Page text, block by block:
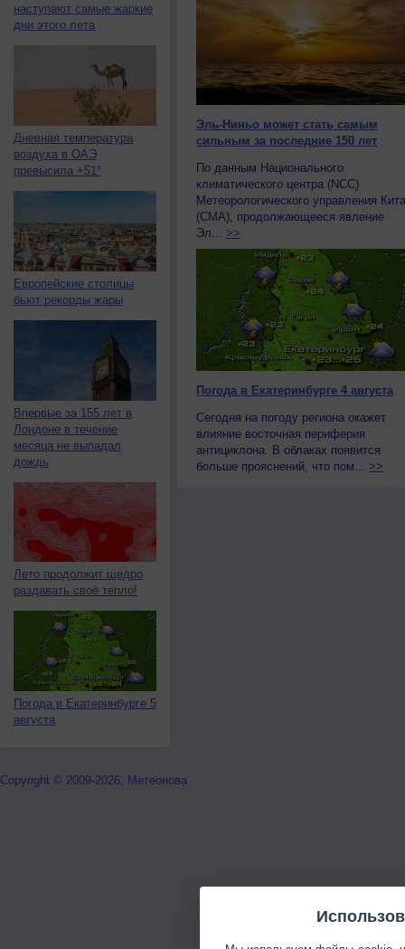
наступают самые жаркие
дни этого лета
Дневная температура
воздуха в ОАЭ
превысила +51°
Европейские столицы
бьют рекорды жары
Впервые за 155 лет в
Лондоне в течение
месяца не выпадал
дождь
Лето продолжит щедро
раздавать своё тепло!
Погода в Екатеринбурге 5
августа
Эль-Ниньо может стать самым
сильным за последние 150 лет
По данным Национального
климатического центра (NCC)
Метеорологического управления
(CMA), продолжающееся явление
Эл... >>
Погода в Екатеринбурге 4 августа
Сегодня на погоду региона окажет
влияние восточная периферия
антициклона. В облаках появится
больше прояснений, что пом... >>
Copyright © 2009-2026, Метеонова